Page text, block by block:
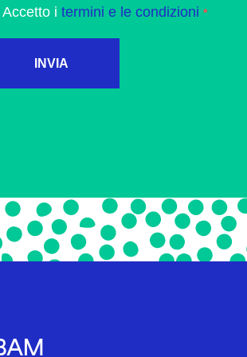
Accetto i termini e le condizioni
INVIA